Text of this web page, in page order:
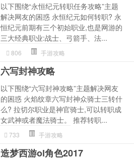
以下围绕“永恒纪元转职任务攻略”主题
解决网友的困惑 永恒纪元如何转职? 永
恒纪元前期有三个初始职业,也是网游的
三大经典职业:战士、弓箭手、法...
806 手游攻略
六写封神攻略
以下围绕“六写封神攻略”主题解决网友
的困惑 火焰纹章六写封神众骑士三转什
么? 拉切尔职业是神官骑士,可以转职成
女武神或者魔法骑士。 推荐转职...
733 手游攻略
造梦西游ol角色2017